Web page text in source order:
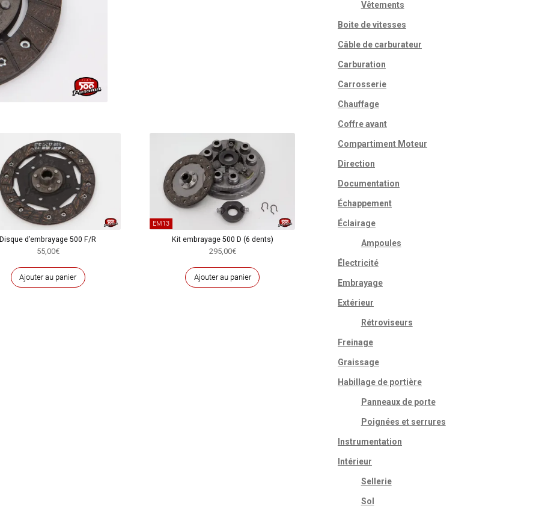
Disque d’embrayage 500 F/R
55,00€
Ajouter au panier
EM13
Kit embrayage 500 D (6 dents)
295,00€
Ajouter au panier
Vêtements
Boite de vitesses
Câble de carburateur
Carburation
Carrosserie
Chauffage
Coffre avant
Compartiment Moteur
Direction
Documentation
Échappement
Éclairage
Ampoules
Électricité
Embrayage
Extérieur
Rétroviseurs
Freinage
Graissage
Habillage de portière
Panneaux de porte
Poignées et serrures
Instrumentation
Intérieur
Sellerie
Sol